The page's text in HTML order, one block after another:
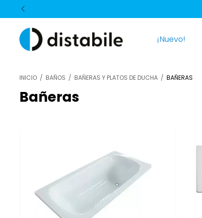
¡Nuevo!
INICIO / BAÑOS / BAÑERAS Y PLATOS DE DUCHA / BAÑERAS
Bañeras